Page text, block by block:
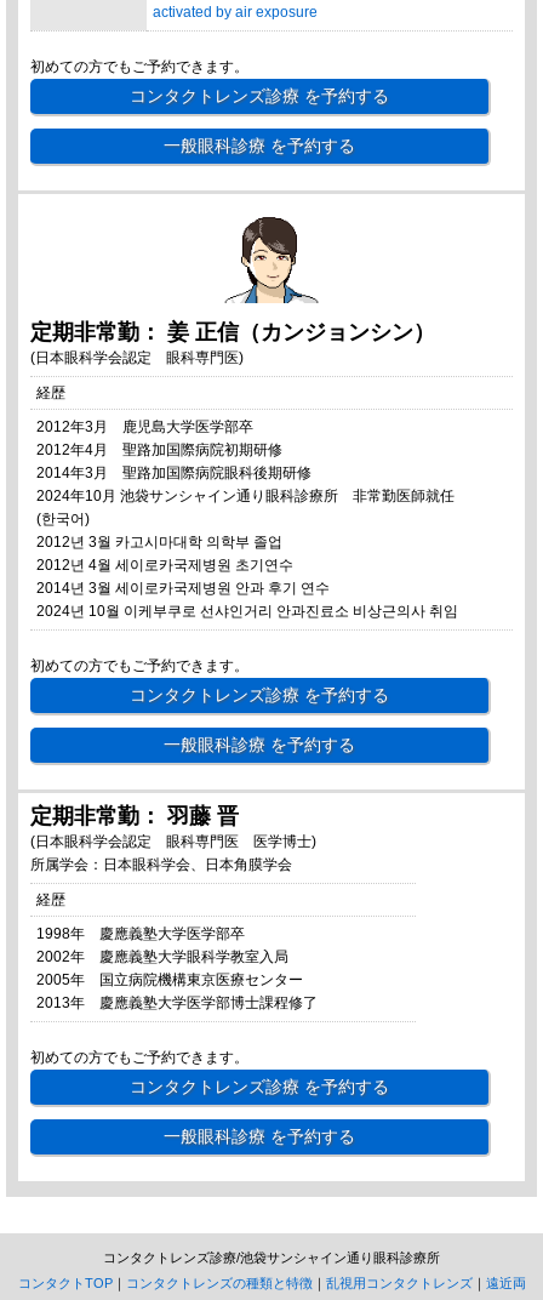
activated by air exposure
初めての方でもご予約できます。
コンタクトレンズ診療 を予約する
一般眼科診療 を予約する
定期非常勤： 姜 正信（カンジョンシン）
(日本眼科学会認定 眼科専門医)
経歴
2012年3月 鹿児島大学医学部卒
2012年4月 聖路加国際病院初期研修
2014年3月 聖路加国際病院眼科後期研修
2024年10月 池袋サンシャイン通り眼科診療所 非常勤医師就任
(한국어)
2012년 3월 카고시마대학 의학부 졸업
2012년 4월 세이로카국제병원 초기연수
2014년 3월 세이로카국제병원 안과 후기 연수
2024년 10월 이케부쿠로 선샤인거리 안과진료소 비상근의사 취임
初めての方でもご予約できます。
コンタクトレンズ診療 を予約する
一般眼科診療 を予約する
定期非常勤： 羽藤 晋
(日本眼科学会認定 眼科専門医 医学博士)
所属学会：日本眼科学会、日本角膜学会
経歴
1998年 慶應義塾大学医学部卒
2002年 慶應義塾大学眼科学教室入局
2005年 国立病院機構東京医療センター
2013年 慶應義塾大学医学部博士課程修了
初めての方でもご予約できます。
コンタクトレンズ診療 を予約する
一般眼科診療 を予約する
コンタクトレンズ診療/池袋サンシャイン通り眼科診療所
コンタクトTOP｜ コンタクトレンズの種類と特徴｜ 乱視用コンタクトレンズ｜ 遠近両